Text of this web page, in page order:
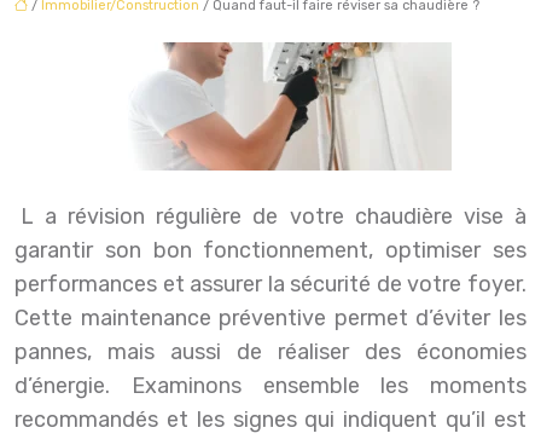
/ Immobilier/Construction / Quand faut-il faire réviser sa chaudière ?
La révision régulière de votre chaudière vise à
garantir son bon fonctionnement, optimiser ses
performances et assurer la sécurité de votre foyer.
Cette maintenance préventive permet d’éviter les
pannes, mais aussi de réaliser des économies
d’énergie. Examinons ensemble les moments
recommandés et les signes qui indiquent qu’il est